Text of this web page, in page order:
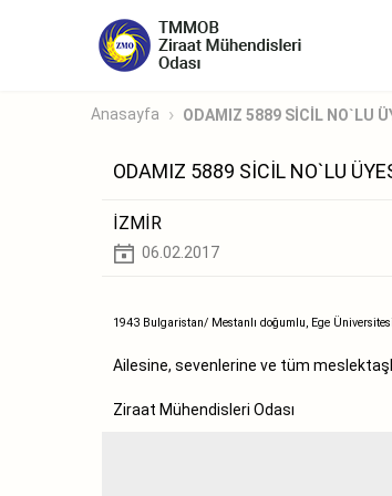
Anasayfa ODAMIZ 5889 SİCİL NO`LU
ODAMIZ 5889 SİCİL NO`LU
İZMİR
06.02.2017
1943 Bulgaristan/ Mestanlı doğumlu, Ege
Ailesine, sevenlerine ve tüm
Ziraat Mühendisleri Odası